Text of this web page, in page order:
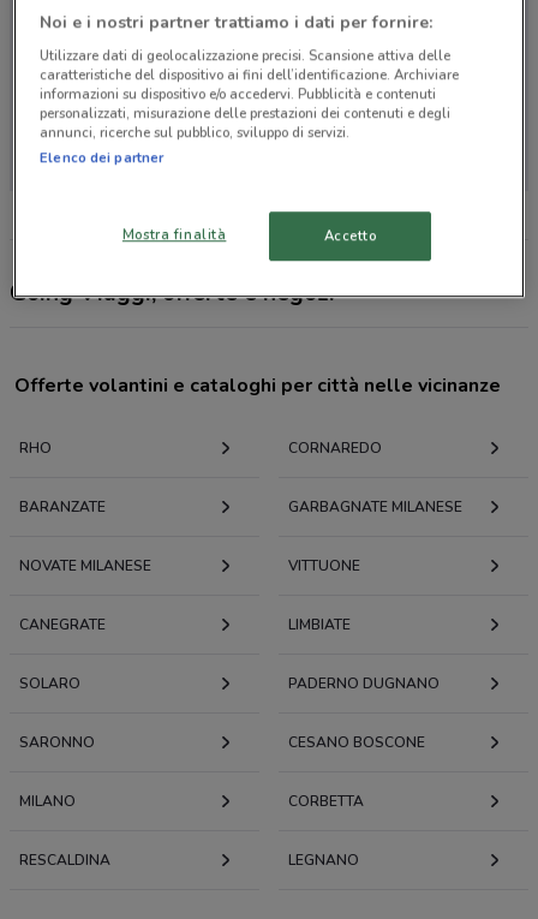
Non ci sono negozi nelle vicinanze
Going Viaggi, offerte e negozi
Offerte volantini e cataloghi per città nelle vicinanze
RHO CORNAREDO
BARANZATE GARBAGNATE MILANESE
NOVATE MILANESE VITTUONE
CANEGRATE LIMBIATE
SOLARO PADERNO DUGNANO
SARONNO CESANO BOSCONE
MILANO CORBETTA
RESCALDINA LEGNANO
Noi e i nostri partner trattiamo i dati per fornire:
Utilizzare dati di geolocalizzazione precisi. Scansione attiva delle
caratteristiche del dispositivo ai fini dell’identificazione. Archiviare
informazioni su dispositivo e/o accedervi. Pubblicità e contenuti
personalizzati, misurazione delle prestazioni dei contenuti e degli
annunci, ricerche sul pubblico, sviluppo di servizi.
Elenco dei partner
Mostra finalità Accetto